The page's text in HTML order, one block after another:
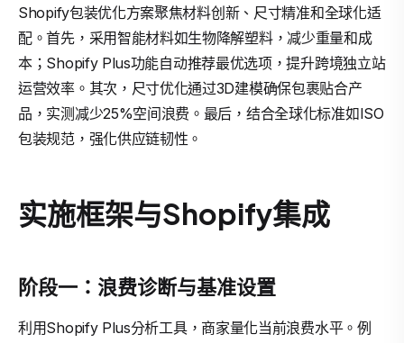
Shopify包装优化方案聚焦材料创新、尺寸精准和全球化适
配。首先，采用智能材料如生物降解塑料，减少重量和成
本；Shopify Plus功能自动推荐最优选项，提升跨境独立站
运营效率。其次，尺寸优化通过3D建模确保包裹贴合产
品，实测减少25%空间浪费。最后，结合全球化标准如ISO
包装规范，强化供应链韧性。
实施框架与Shopify集成
阶段一：浪费诊断与基准设置
利用Shopify Plus分析工具，商家量化当前浪费水平。例